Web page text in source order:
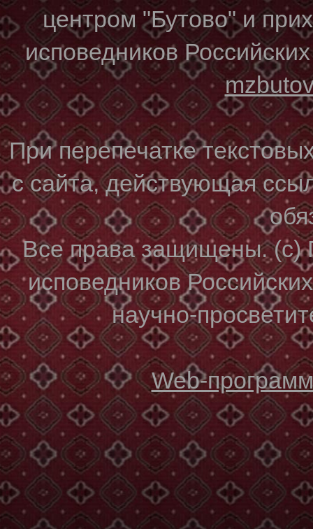
центром "Бутово" и
исповедников
При перепечатке
с сайта, действующая
Все права защищены. (с)
исповедников
научно-
Web-